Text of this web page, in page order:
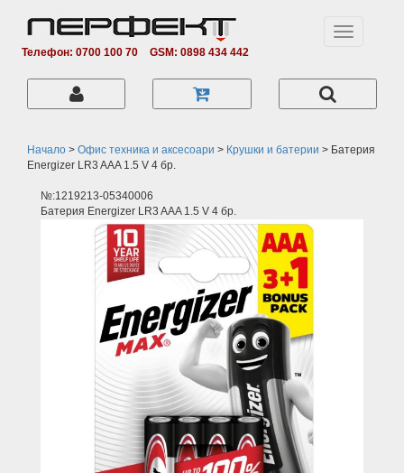
Телефон: 0700 100 70 GSM: 0898 434 442
Toggle
Начало > Офис техника и аксесоари > Крушки и батерии > Батерия
Energizer LR3 AAA 1.5 V 4 бр.
№:1219213-05340006
Батерия Energizer LR3 AAA 1.5 V 4 бр.